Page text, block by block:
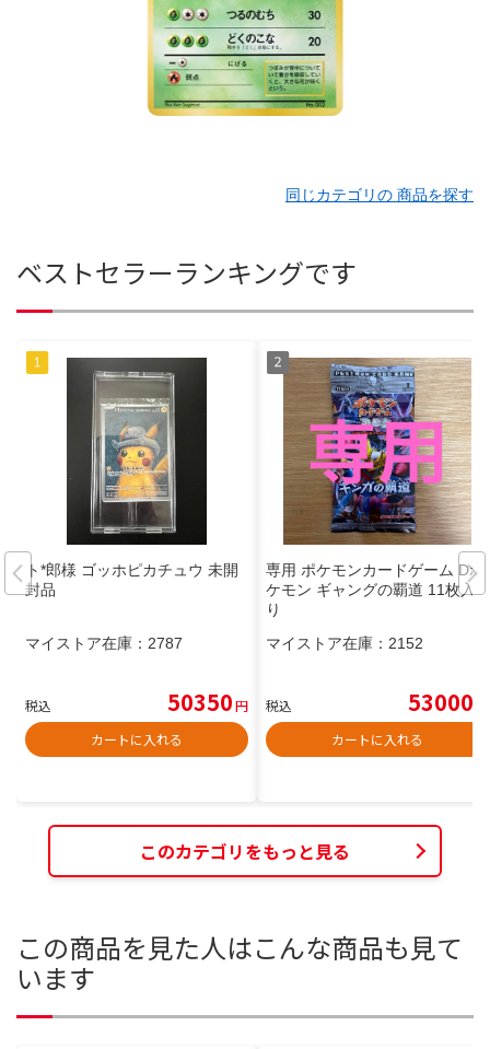
同じカテゴリの 商品を探す
ベストセラーランキングです
ト*郎様 ゴッホピカチュウ 未開
封品
マイストア在庫： 2787
税込 50350円
カートに入れる
専用 ポケモンカードゲーム Dポ
ケモン ギャングの覇道 11枚入
り
マイストア在庫： 2152
税込 53000
カートに入れる
このカテゴリをもっと見る
この商品を見た人はこんな商品も見て
います